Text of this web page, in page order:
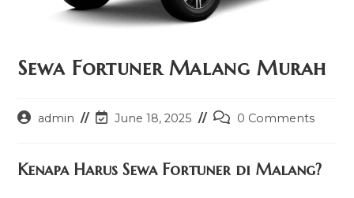
Sewa Fortuner Malang Murah
Postadmin
PostJune 18, 2025
Post0 Comments
Kenapa Harus Sewa Fortuner di Malang?